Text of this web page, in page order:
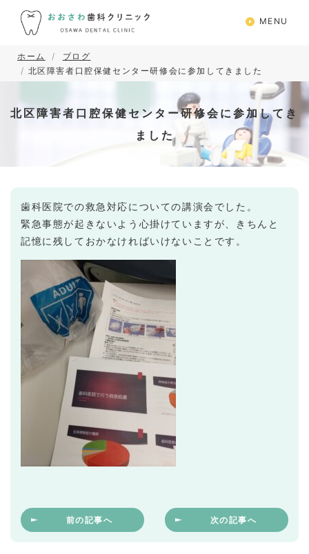
MENU
ホーム
ブログ
北区障害者口腔保健センター研修会に参加してきました
北区障害者口腔保健センター研修会に参加してき
ました
歯科医院での救急対応についての講演会でした。
緊急事態が起きないよう心掛けていますが、きちんと
記憶に残しておかなければいけないことです。
前の記事へ 次の記事へ